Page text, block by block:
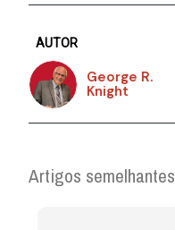
AUTOR
George R.
Knight
Artigos semelhantes